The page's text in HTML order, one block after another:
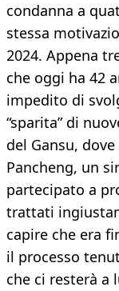
condanna a
stessa
2024. Appena
che oggi ha 42
impedito di
“sparita” di
del Gansu,
Pancheng, un
partecipato a
trattati
capire che era
il processo
che ci resterà a